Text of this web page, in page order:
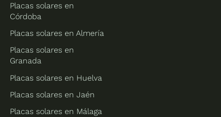
Placas solares en
Córdoba
Placas solares en Almería
Placas solares en
Granada
Placas solares en Huelva
Placas solares en Jaén
Placas solares en Málaga